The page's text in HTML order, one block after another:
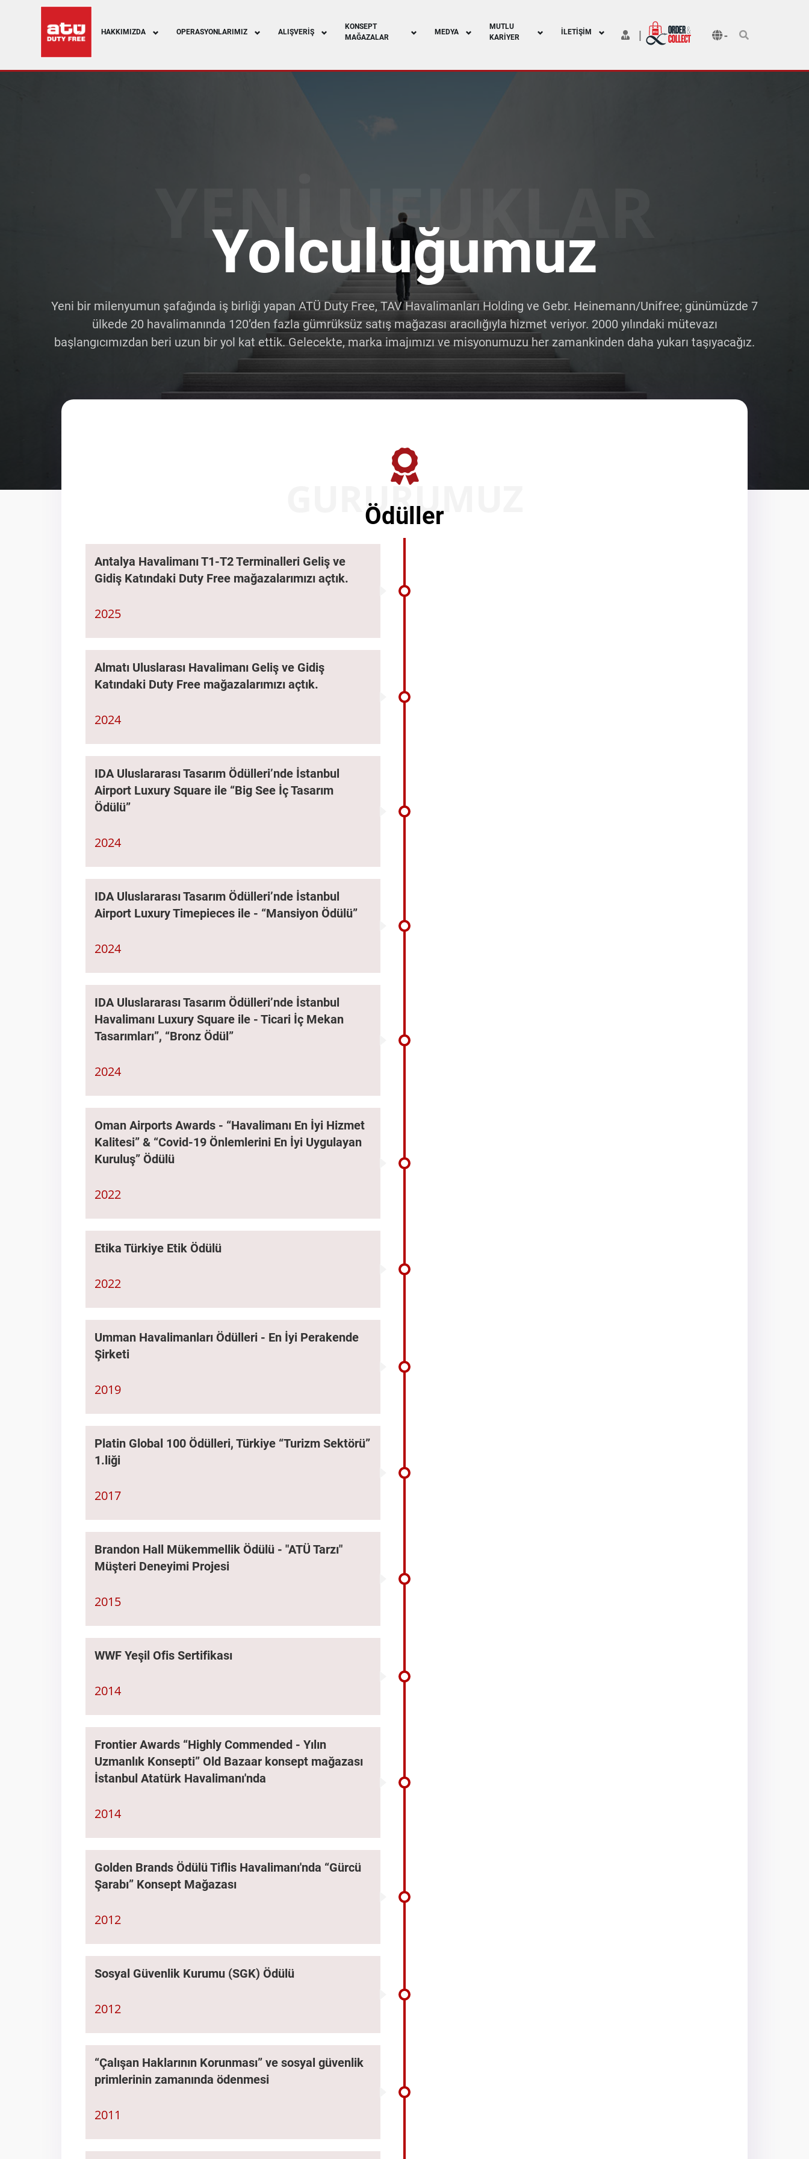
HAKKIMIZDA OPERASYONLARIMIZ ALIŞVERIŞ
KONSEPT
MAĞAZALAR
MEDYA
MUTLU
KARIYER
İLETIŞIM | -
YENİ UFUKLAR
Yolculuğumuz
Yeni bir milenyumun şafağında iş birliği yapan ATÜ Duty Free, TAV Havalimanları Holding ve Gebr. Heinemann/Unifree; günümüzde 7
ülkede 20 havalimanında 120’den fazla gümrüksüz satış mağazası aracılığıyla hizmet veriyor. 2000 yılındaki mütevazı
başlangıcımızdan beri uzun bir yol kat ettik. Gelecekte, marka imajımızı ve misyonumuzu her zamankinden daha yukarı taşıyacağız.
GURURUMUZ
Ödüller
Antalya Havalimanı T1-T2 Terminalleri Geliş ve
Gidiş Katındaki Duty Free mağazalarımızı açtık.
2025
Almatı Uluslarası Havalimanı Geliş ve Gidiş
Katındaki Duty Free mağazalarımızı açtık.
2024
IDA Uluslararası Tasarım Ödülleri’nde İstanbul
Airport Luxury Square ile “Big See İç Tasarım
Ödülü”
2024
IDA Uluslararası Tasarım Ödülleri’nde İstanbul
Airport Luxury Timepieces ile - “Mansiyon Ödülü”
2024
IDA Uluslararası Tasarım Ödülleri’nde İstanbul
Havalimanı Luxury Square ile - Ticari İç Mekan
Tasarımları”, “Bronz Ödül”
2024
Oman Airports Awards - “Havalimanı En İyi Hizmet
Kalitesi” & “Covid-19 Önlemlerini En İyi Uygulayan
Kuruluş” Ödülü
2022
Etika Türkiye Etik Ödülü
2022
Umman Havalimanları Ödülleri - En İyi Perakende
Şirketi
2019
Platin Global 100 Ödülleri, Türkiye “Turizm Sektörü”
1.liği
2017
Brandon Hall Mükemmellik Ödülü - "ATÜ Tarzı"
Müşteri Deneyimi Projesi
2015
WWF Yeşil Ofis Sertifikası
2014
Frontier Awards “Highly Commended - Yılın
Uzmanlık Konsepti” Old Bazaar konsept mağazası
İstanbul Atatürk Havalimanı'nda
2014
Golden Brands Ödülü Tiflis Havalimanı'nda “Gürcü
Şarabı” Konsept Mağazası
2012
Sosyal Güvenlik Kurumu (SGK) Ödülü
2012
“Çalışan Haklarının Korunması” ve sosyal güvenlik
primlerinin zamanında ödenmesi
2011